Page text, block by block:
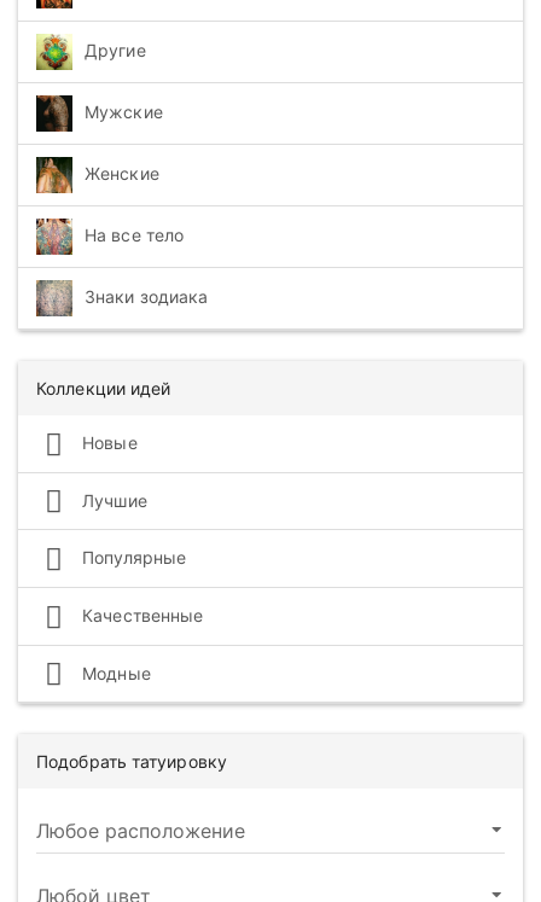
Другие
Мужские
Женские
На все тело
Знаки зодиака
Коллекции идей
Новые
Лучшие
Популярные
Качественные
Модные
Подобрать татуировку